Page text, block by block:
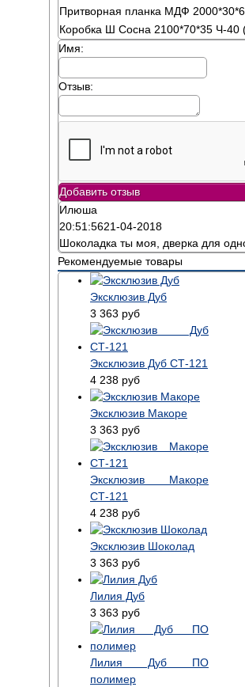
Притворная планка МДФ
Коробка Ш Сосна 2100*70*35 Ч-40
Имя:
Отзыв:
Добавить отзыв
Илюша
20:51:5621-04-2018
Шоколадка ты моя, дверка для
Рекомендуемые товары
Эксклюзив Дуб
3 363 руб
Эксклюзив Дуб СТ-121
4 238 руб
Эксклюзив Макоре
3 363 руб
Эксклюзив Макоре
СТ-121
4 238 руб
Эксклюзив Шоколад
3 363 руб
Лилия Дуб
3 363 руб
Лилия Дуб ПО
полимер